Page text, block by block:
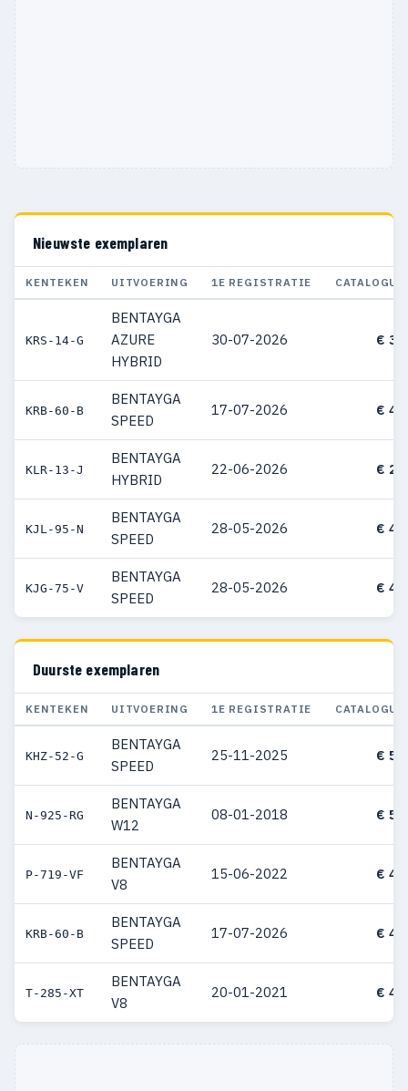
Nieuwste exemplaren
KENTEKEN UITVOERING 1E REGISTRATIE
KRS-14-G
BENTAYGA
AZURE
HYBRID
30-07-2026 €
KRB-60-B
BENTAYGA
SPEED
17-07-2026 €
KLR-13-J
BENTAYGA
HYBRID
22-06-2026 €
KJL-95-N
BENTAYGA
SPEED
28-05-2026 €
KJG-75-V
BENTAYGA
SPEED
28-05-2026 €
Duurste exemplaren
KENTEKEN UITVOERING 1E REGISTRATIE
KHZ-52-G
BENTAYGA
SPEED
25-11-2025 €
N-925-RG
BENTAYGA
W12
08-01-2018 €
P-719-VF
BENTAYGA
V8
15-06-2022 €
KRB-60-B
BENTAYGA
SPEED
17-07-2026 €
T-285-XT
BENTAYGA
V8
20-01-2021 €